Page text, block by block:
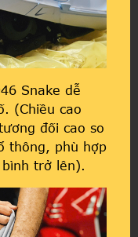
Snake dễ
(Chiều cao
đối cao so
thông, phù hợp
trở lên).